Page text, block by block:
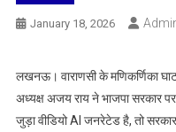
January 18, 2026
लखनऊ। वाराणसी के मणिकर्णिका
अध्यक्ष अजय राय ने भाजपा सरकार पर
जुड़ा वीडियो AI जनरेटेड है, तो